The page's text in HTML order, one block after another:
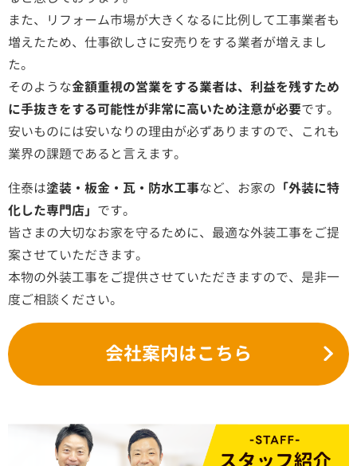
また、リフォーム市場が大きくなるに比例して工事業者も
増えたため、仕事欲しさに安売りをする業者が増えまし
た。
そのような金額重視の営業をする業者は、利益を残すため
に手抜きをする可能性が非常に高いため注意が必要です。
安いものには安いなりの理由が必ずありますので、これも
業界の課題であると言えます。
住泰は塗装・板金・瓦・防水工事など、お家の 「外装に特
化した専門店」 です。
皆さまの大切なお家を守るために、最適な外装工事をご提
案させていただきます。
本物の外装工事をご提供させていただきますので、是非一
度ご相談ください。
会社案内はこちら